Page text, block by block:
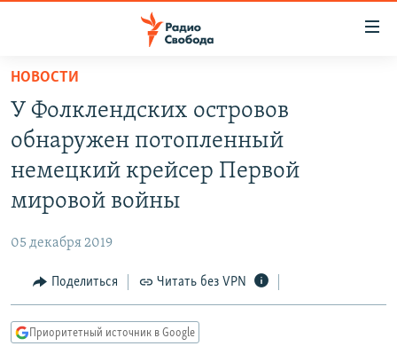
упрощенного
доступа
Вернуться
основному
содержанию
Вернутся
навигации
Вернутся
ПОДКАСТЫ
АВТОРСКИЕ ПРОЕКТЫ
ЦИТАТЫ СВОБОДЫ
КУЛЬТУРА
IDEL.РЕАЛИИ
КАВКАЗ.РЕАЛИИ
НОВОСТИ
У Фолклендских островов
обнаружен потопленный
немецкий крейсер Первой
мировой войны
05 декабря 2019
Поделиться Читать без VPN
Приоритетный источник в Google